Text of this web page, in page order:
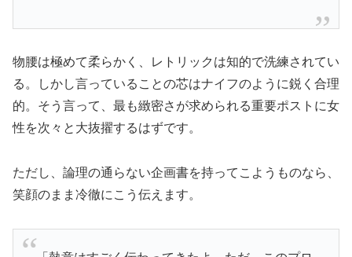
物腰は極めて柔らかく、レトリックは知的で洗練されてい
る。しかし言っていることの芯はナイフのように鋭く合理
的。そう言って、最も緻密さが求められる重要ポストに女
性を次々と大抜擢するはずです。
ただし、論理の通らない企画書を持ってこようものなら、
笑顔のまま冷徹にこう伝えます。